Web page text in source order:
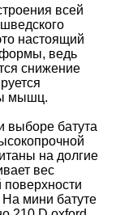
всей
настоящий
ведь
снижение
мышц.
выборе батута
на долгие
вес
поверхности
мини батуте